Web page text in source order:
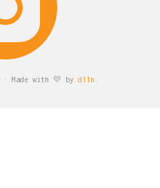
· Made with 💛 by d11n